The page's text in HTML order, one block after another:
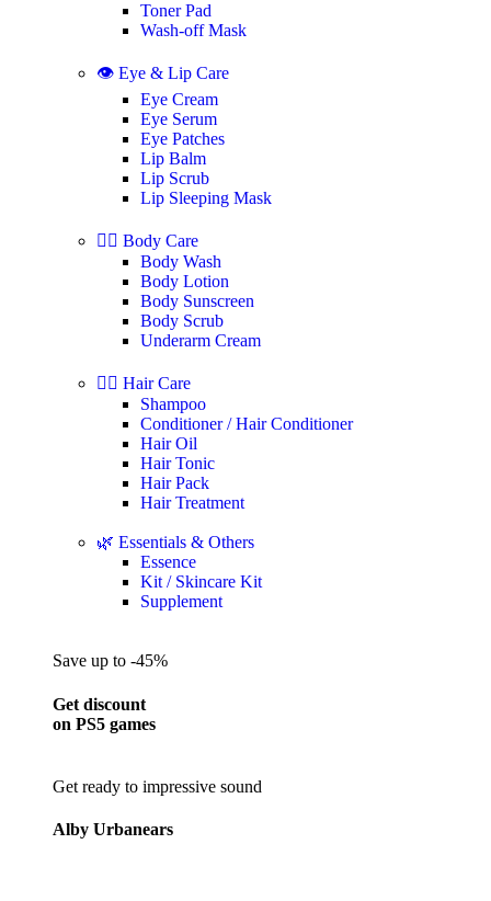
Toner Pad
Wash-off Mask
👁️ Eye & Lip Care
Eye Cream
Eye Serum
Eye Patches
Lip Balm
Lip Scrub
Lip Sleeping Mask
🧖‍♀️ Body Care
Body Wash
Body Lotion
Body Sunscreen
Body Scrub
Underarm Cream
💇‍♀️ Hair Care
Shampoo
Conditioner / Hair Conditioner
Hair Oil
Hair Tonic
Hair Pack
Hair Treatment
🌿 Essentials & Others
Essence
Kit / Skincare Kit
Supplement
Save up to -45%
Get discount
on PS5 games
Get ready to impressive sound
Alby Urbanears